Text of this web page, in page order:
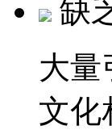
缺
大量
文化